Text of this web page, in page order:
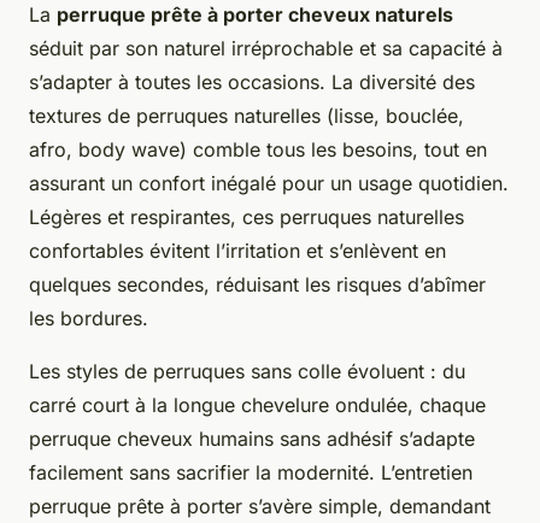
La perruque prête à porter cheveux naturels
séduit par son naturel irréprochable et sa capacité à
s’adapter à toutes les occasions. La diversité des
textures de perruques naturelles (lisse, bouclée,
afro, body wave) comble tous les besoins, tout en
assurant un confort inégalé pour un usage quotidien.
Légères et respirantes, ces perruques naturelles
confortables évitent l’irritation et s’enlèvent en
quelques secondes, réduisant les risques d’abîmer
les bordures.
Les styles de perruques sans colle évoluent : du
carré court à la longue chevelure ondulée, chaque
perruque cheveux humains sans adhésif s’adapte
facilement sans sacrifier la modernité. L’entretien
perruque prête à porter s’avère simple, demandant